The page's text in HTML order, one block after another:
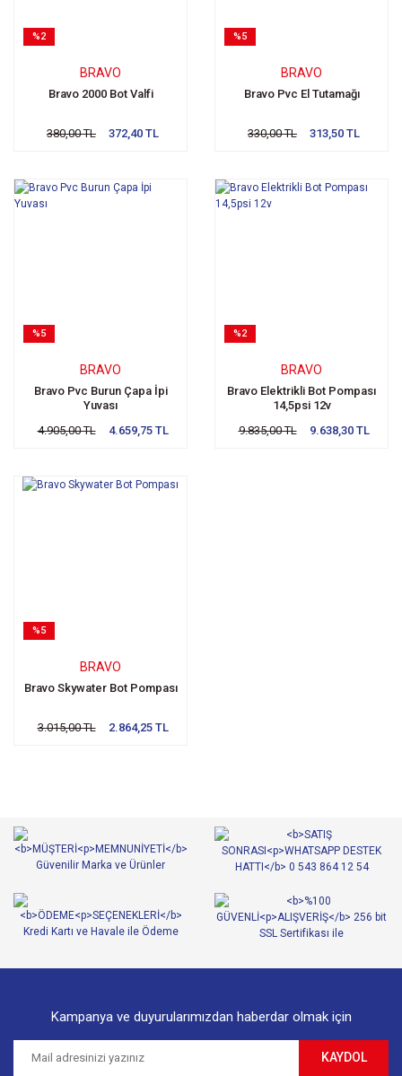
%2
BRAVO
Bravo 2000 Bot Valfi
380,00 TL 372,40 TL
%5
BRAVO
Bravo Pvc El Tutamağı
330,00 TL 313,50 TL
%5
BRAVO
Bravo Pvc Burun Çapa İpi
Yuvası
4.905,00 TL
4.659,75 TL
%2
BRAVO
Bravo Elektrikli Bot Pompası
14,5psi 12v
9.835,00 TL
9.638,30 TL
%5
BRAVO
Bravo Skywater Bot Pompası
3.015,00 TL 2.864,25 TL
Kampanya ve duyurularımızdan haberdar olmak için
KAYDOL